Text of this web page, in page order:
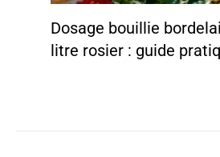
Dosage bouillie
litre rosier : guide